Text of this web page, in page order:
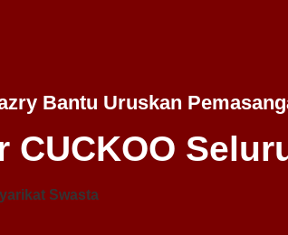
Bantu Uruskan
Swasta